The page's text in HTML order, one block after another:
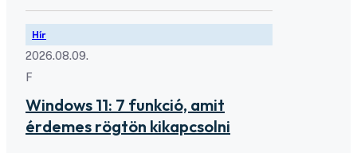
Hír
2026.08.09.
F
Windows 11: 7 funkció, amit
érdemes rögtön kikapcsolni